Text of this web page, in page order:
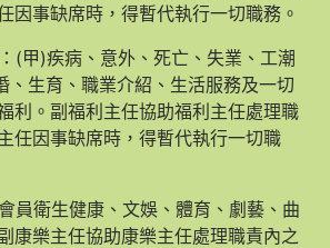
因事缺席時，得暫代執行一切職務。
(甲)疾病、意外、死亡、失業、工潮
、生育、職業介紹、生活服務及一切
利。副福利主任協助福利主任處理職
任因事缺席時，得暫代執行一切職
員衛生健康、文娛、體育、劇藝、曲
康樂主任協助康樂主任處理職責內之